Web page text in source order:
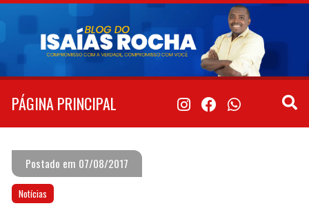
Pular
conteúdo
PÁGINA PRINCIPAL
Postado em 07/08/2017
Notícias